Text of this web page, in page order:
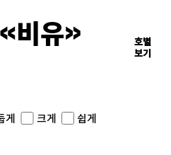
비유》
이면의 장면들
호별
보기
게 크게 쉽게